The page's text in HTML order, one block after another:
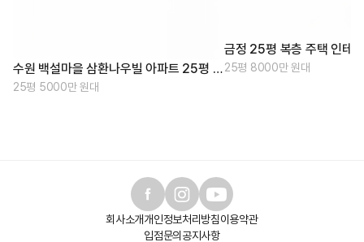
수원 백설마을 삼환나우빌 아파트 25평 아파트 인테리어
25평 5000만 원대
금정 25평 복층 주택 인테
25평 8000만 원대
회사소개개인정보처리방침이용약관
입점문의 공지사항